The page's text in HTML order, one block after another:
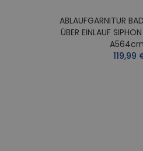
ABLAUFGARNITUR
ÜBER EINLAUF
119,99